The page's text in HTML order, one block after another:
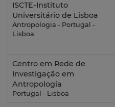
ISCTE-Instituto
Universitário de Lisboa
Antropologia - Portugal -
Lisboa
Centro em Rede de
Investigação em
Antropologia
Portugal - Lisboa